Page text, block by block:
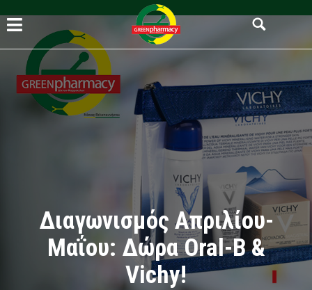
Διαγωνισμός Απριλίου-
Μαΐου: Δώρα Oral-B &
Vichy!